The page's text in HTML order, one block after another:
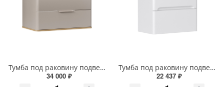
Тумба под раковину подвесная EQUIL Десерт 80.2Я/Desert 80.2Y с ручками в цвет амарок tpDSRT80.2Y-25R амарок/дуб
34 000 ₽
Тумба под раковину подвесная EQUIL Найс 70 см tpNICE70.2Y-05 белая
22 437 ₽